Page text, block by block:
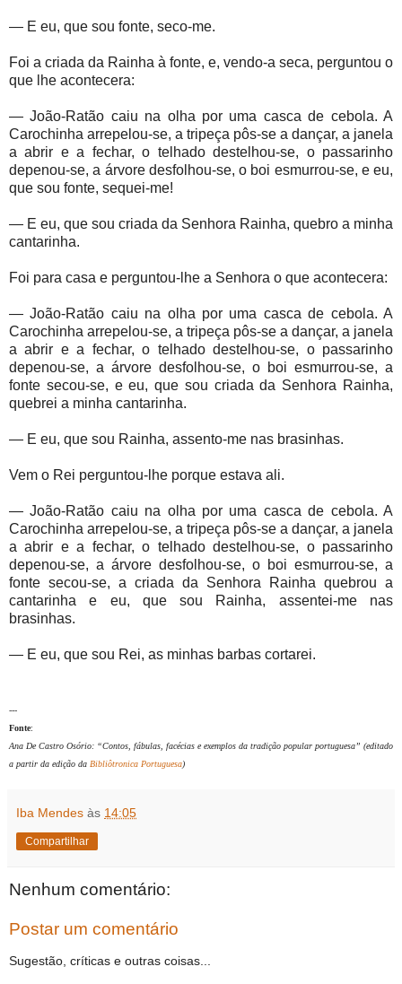
— E eu, que sou fonte, seco-me.
Foi a criada da Rainha à fonte, e, vendo-a seca, perguntou o
que lhe acontecera:
— João-Ratão caiu na olha por uma casca de cebola. A
Carochinha arrepelou-se, a tripeça pôs-se a dançar, a janela
a abrir e a fechar, o telhado destelhou-se, o passarinho
depenou-se, a árvore desfolhou-se, o boi esmurrou-se, e eu,
que sou fonte, sequei-me!
— E eu, que sou criada da Senhora Rainha, quebro a minha
cantarinha.
Foi para casa e perguntou-lhe a Senhora o que acontecera:
— João-Ratão caiu na olha por uma casca de cebola. A
Carochinha arrepelou-se, a tripeça pôs-se a dançar, a janela
a abrir e a fechar, o telhado destelhou-se, o passarinho
depenou-se, a árvore desfolhou-se, o boi esmurrou-se, a
fonte secou-se, e eu, que sou criada da Senhora Rainha,
quebrei a minha cantarinha.
— E eu, que sou Rainha, assento-me nas brasinhas.
Vem o Rei perguntou-lhe porque estava ali.
— João-Ratão caiu na olha por uma casca de cebola. A
Carochinha arrepelou-se, a tripeça pôs-se a dançar, a janela
a abrir e a fechar, o telhado destelhou-se, o passarinho
depenou-se, a árvore desfolhou-se, o boi esmurrou-se, a
fonte secou-se, a criada da Senhora Rainha quebrou a
cantarinha e eu, que sou Rainha, assentei-me nas
brasinhas.
— E eu, que sou Rei, as minhas barbas cortarei.
---
Fonte:
Ana De Castro Osório: “Contos, fábulas, facécias e exemplos da tradição popular portuguesa” (editado
a partir da edição da Bibliôtronica Portuguesa)
Iba Mendes às 14:05
Compartilhar
Nenhum comentário:
Postar um comentário
Sugestão, críticas e outras coisas...